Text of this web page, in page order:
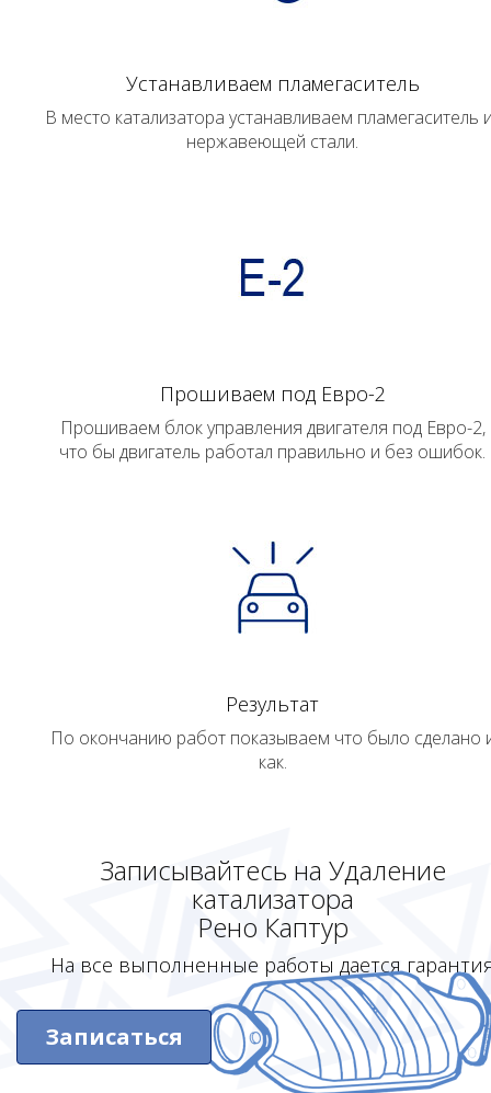
Устанавливаем пламегаситель
В место катализатора устанавливаем пламегаситель
нержавеющей стали.
Прошиваем под Евро-2
Прошиваем блок управления двигателя под Евро-2,
что бы двигатель работал правильно и без ошибок.
Результат
По окончанию работ показываем что было сделано
как.
Записывайтесь на Удаление
катализатора
Рено Каптур
На все выполненные работы дается
Записаться